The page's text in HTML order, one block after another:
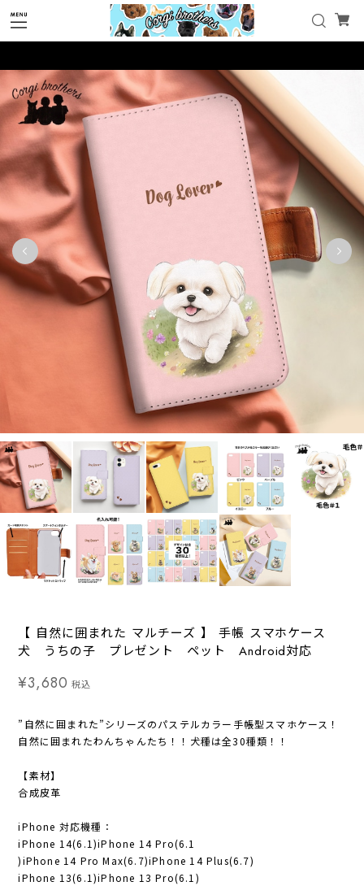
【 自然に囲まれた マルチーズ 】 手帳 スマホケース
犬 うちの子 プレゼント ペット Android対応
¥3,680 税込
”自然に囲まれた”シリーズのパステルカラー手帳型スマホケース！
自然に囲まれたわんちゃんたち！！犬種は全30種類！！
【素材】
合成皮革
iPhone 対応機種：
iPhone 14(6.1)iPhone 14 Pro(6.1
)iPhone 14 Pro Max(6.7)iPhone 14 Plus(6.7)
iPhone 13(6.1)iPhone 13 Pro(6.1)